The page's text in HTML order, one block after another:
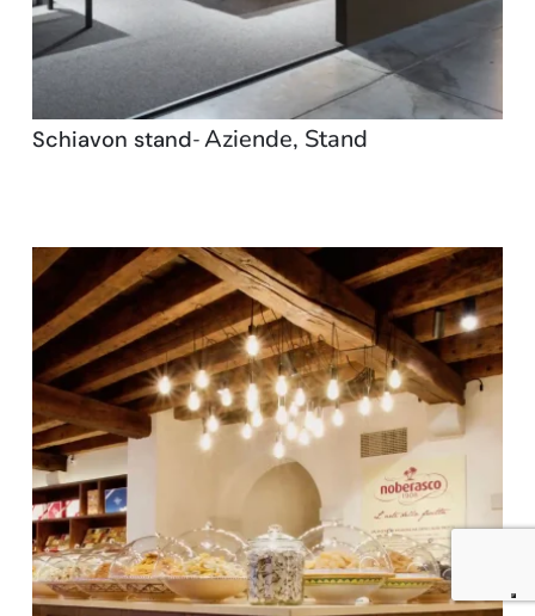
Schiavon stand-Aziende, Stand